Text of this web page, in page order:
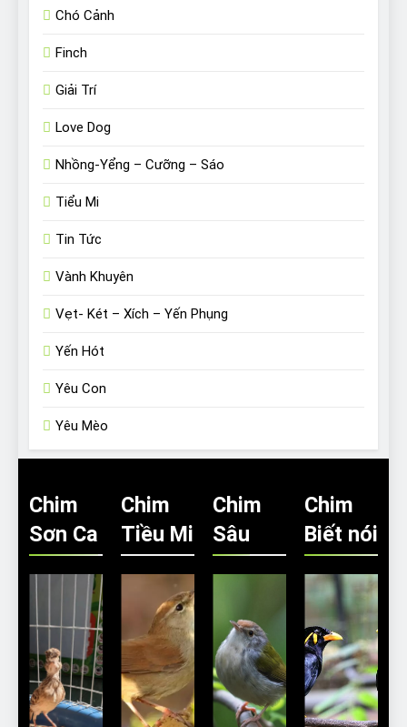
Chó Cảnh
Finch
Giải Trí
Love Dog
Nhồng-Yểng – Cưỡng – Sáo
Tiểu Mi
Tin Tức
Vành Khuyên
Vẹt- Két – Xích – Yến Phụng
Yến Hót
Yêu Con
Yêu Mèo
Chim
Sơn Ca
Chim
Tiều Mi
Chim
Sâu
Chim
Biết nói